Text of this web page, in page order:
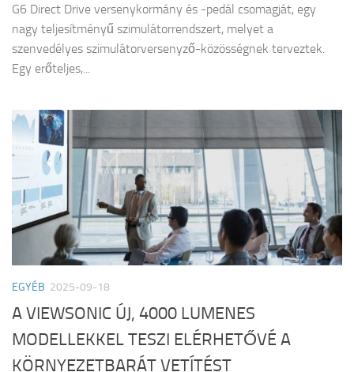
G6 Direct Drive versenykormány és -pedál csomagját, egy
nagy teljesítményű szimulátorrendszert, melyet a
szenvedélyes szimulátorversenyző-közösségnek terveztek.
Egy erőteljes,...
EGYÉB 2025-09-18
A VIEWSONIC ÚJ, 4000 LUMENES
MODELLEKKEL TESZI ELÉRHETŐVÉ A
KÖRNYEZETBARÁT VETÍTÉST